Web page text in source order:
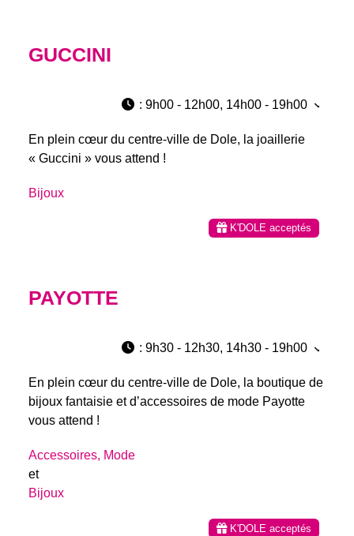
GUCCINI
: 9h00 - 12h00, 14h00 - 19h00
En plein cœur du centre-ville de Dole, la joaillerie
« Guccini » vous attend !
Bijoux
K'DOLE acceptés
PAYOTTE
: 9h30 - 12h30, 14h30 - 19h00
En plein cœur du centre-ville de Dole, la boutique de
bijoux fantaisie et d’accessoires de mode Payotte
vous attend !
Accessoires, Mode
et
Bijoux
K'DOLE acceptés